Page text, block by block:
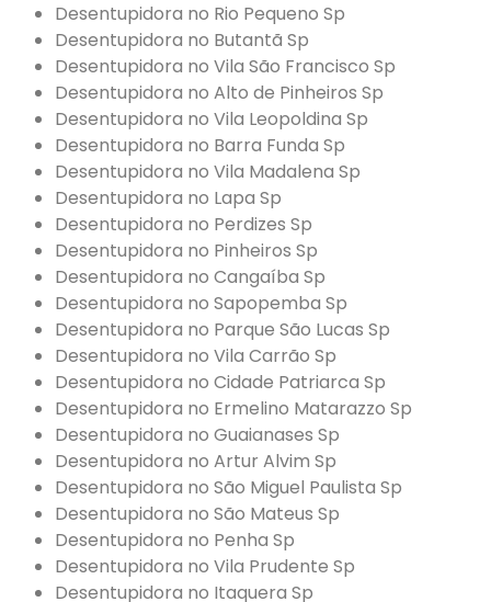
Desentupidora no Rio Pequeno Sp
Desentupidora no Butantã Sp
Desentupidora no Vila São Francisco Sp
Desentupidora no Alto de Pinheiros Sp
Desentupidora no Vila Leopoldina Sp
Desentupidora no Barra Funda Sp
Desentupidora no Vila Madalena Sp
Desentupidora no Lapa Sp
Desentupidora no Perdizes Sp
Desentupidora no Pinheiros Sp
Desentupidora no Cangaíba Sp
Desentupidora no Sapopemba Sp
Desentupidora no Parque São Lucas Sp
Desentupidora no Vila Carrão Sp
Desentupidora no Cidade Patriarca Sp
Desentupidora no Ermelino Matarazzo Sp
Desentupidora no Guaianases Sp
Desentupidora no Artur Alvim Sp
Desentupidora no São Miguel Paulista Sp
Desentupidora no São Mateus Sp
Desentupidora no Penha Sp
Desentupidora no Vila Prudente Sp
Desentupidora no Itaquera Sp